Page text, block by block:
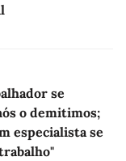
se
o demitimos;
especialista se